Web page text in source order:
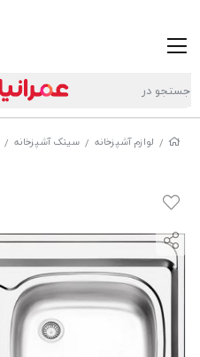
/ لوازم آشپزخانه / سینک آشپزخانه /